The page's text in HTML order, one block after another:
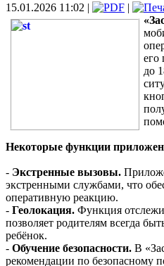
15.01.2026 11:02 | |
его
до
Некоторые функции
- Экстренные вызовы.
экстренными службами, что
оперативную реакцию.
- Геолокация. Функция
позволяет родителям всегда
ребёнок.
- Обучение безопасности. В
рекомендации по безопасному